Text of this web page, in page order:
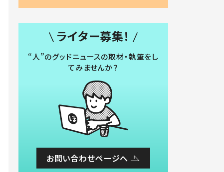
ライター募集！
“人”のグッドニュースの取材・執筆をし
てみませんか？
お問い合わせページへ